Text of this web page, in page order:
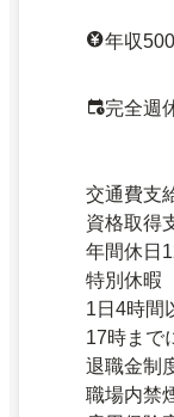
年収
完全週
交通費支
資格取得
年間休日
特別休暇
1日4時間
17時まで
退職金制
職場内禁